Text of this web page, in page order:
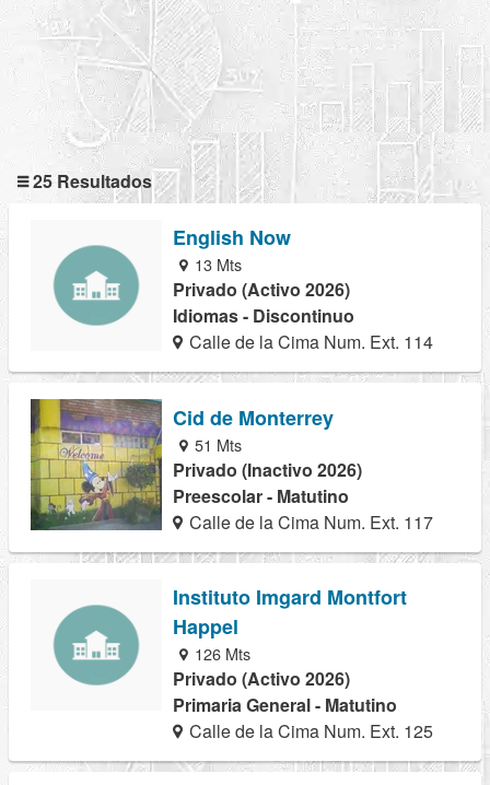
25 Resultados
English Now
13 Mts
Privado (Activo 2026)
Idiomas - Discontinuo
Calle de la Cima Num. Ext. 114
Cid de Monterrey
51 Mts
Privado (Inactivo 2026)
Preescolar - Matutino
Calle de la Cima Num. Ext. 117
Instituto Imgard Montfort
Happel
126 Mts
Privado (Activo 2026)
Primaria General - Matutino
Calle de la Cima Num. Ext. 125